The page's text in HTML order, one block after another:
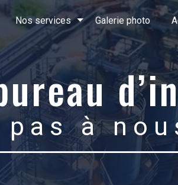
Nos services Galerie photo
à